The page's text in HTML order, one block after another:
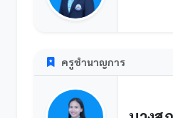
ครูชำนาญการ